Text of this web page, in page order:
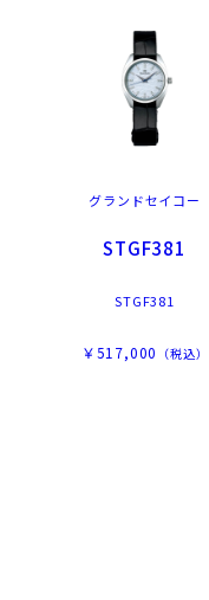
グランドセイコー
STGF381
STGF381
￥517,000 （税込）